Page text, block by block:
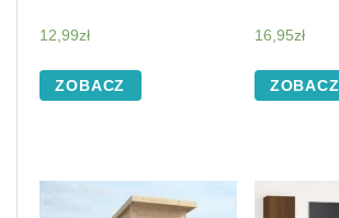
12,99zł
ZOBACZ
16,95zł
ZOBACZ